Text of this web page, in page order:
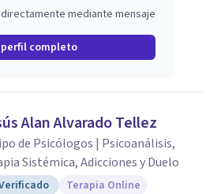
mediante mensaje
completo
Alan Alvarado Tellez
de Psicólogos | Psicoanálisis,
Sistémica, Adicciones y Duelo
Terapia Online